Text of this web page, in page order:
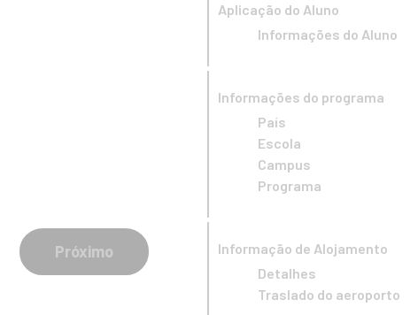
Aplicação do Aluno
Informações do Aluno
Informações do programa
País
Escola
Campus
Programa
Informação de Alojamento
Detalhes
Traslado do aeroporto
Próximo